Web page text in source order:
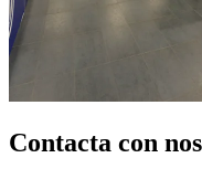
Contacta con